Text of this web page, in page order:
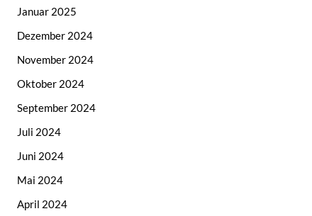
Januar 2025
Dezember 2024
November 2024
Oktober 2024
September 2024
Juli 2024
Juni 2024
Mai 2024
April 2024